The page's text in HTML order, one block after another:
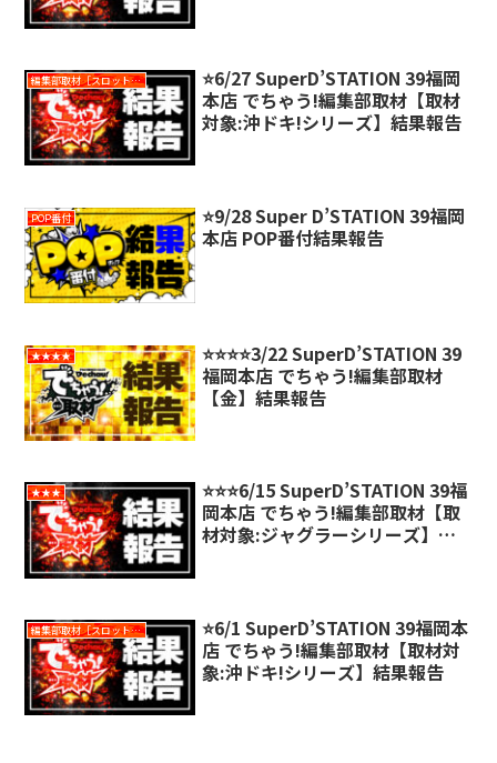
編集部取材［スロット対象機種アリ］
⭐️6/27 SuperD’STATION 39福岡
本店 でちゃう!編集部取材【取材
対象:沖ドキ!シリーズ】結果報告
POP番付
⭐️9/28 Super D’STATION 39福岡
本店 POP番付結果報告
★★★★
⭐️⭐️⭐️⭐️3/22 SuperD’STATION 39
福岡本店 でちゃう!編集部取材
【金】結果報告
★★★
⭐️⭐️⭐️6/15 SuperD’STATION 39福
岡本店 でちゃう!編集部取材【取
材対象:ジャグラーシリーズ】結
編集部取材［スロット対象機種アリ］
⭐️6/1 SuperD’STATION 39福岡本
店 でちゃう!編集部取材【取材対
象:沖ドキ!シリーズ】結果報告